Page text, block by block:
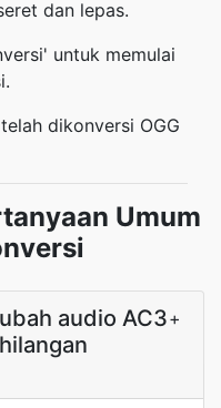
dan lepas.
untuk memulai
dikonversi OGG
Umum
audio AC3+